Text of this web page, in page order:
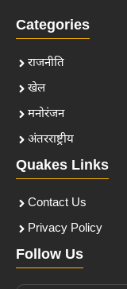
Categories
राजनीति
खेल
मनोरंजन
अंतरराष्ट्रीय
Quakes Links
Contact Us
Privacy Policy
Follow Us